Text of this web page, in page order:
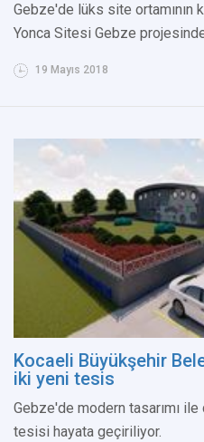
Gebze'de lüks site ortamının
Yonca Sitesi Gebze
19 Mayıs 2018
Kocaeli Büyükşehir
iki yeni tesis
Gebze'de modern tasarımı
tesisi hayata geçiriliyor.